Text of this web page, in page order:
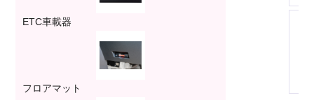
ETC車載器
フロアマット